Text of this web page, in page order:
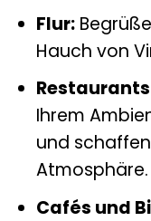
Flur:
Hauch von
Ihrem
und
Atmosphäre.
Cafés und